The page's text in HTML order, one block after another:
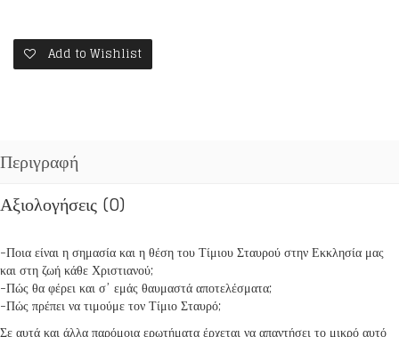
Add to Wishlist
Περιγραφή
Αξιολογήσεις (0)
-Ποια είναι η σημασία και η θέση του Τίμιου Σταυρού στην Εκκλησία μας
και στη ζωή κάθε Χριστιανού;
-Πώς θα φέρει και σ᾿ εμάς θαυμαστά αποτελέσματα;
-Πώς πρέπει να τιμούμε τον Τίμιο Σταυρό;
Σε αυτά και άλλα παρόμοια ερωτήματα έρχεται να απαντήσει το μικρό αυτό